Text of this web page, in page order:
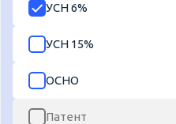
УСН 6%
УСН 15%
ОСНО
Патент